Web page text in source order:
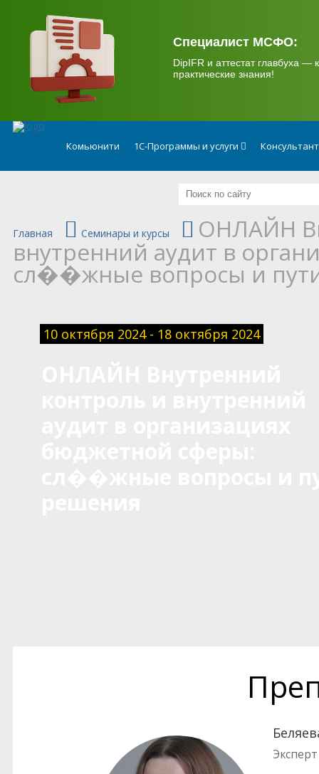
Специалист МСФО:
DipIFR и аттестат главбуха —
практические знания!
Комьюнити 1С-Программы и услуги
Главная Семинары и курсы ОНЛАЙН
внутренний аудит в
сл��жные вопросы и
10 октября 2024 - 18 октября 2024